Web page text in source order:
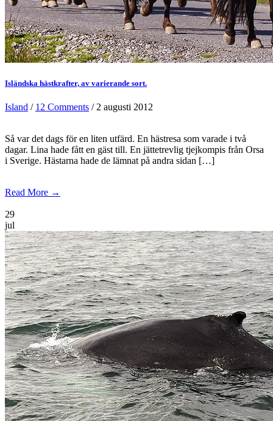
Isländska hästkrafter, av varierande sort.
Island / 12 Comments / 2 augusti 2012
Så var det dags för en liten utfärd. En hästresa som varade i två
dagar. Lina hade fått en gäst till. En jättetrevlig tjejkompis från Orsa
i Sverige. Hästarna hade de lämnat på andra sidan […]
Read More →
29
jul